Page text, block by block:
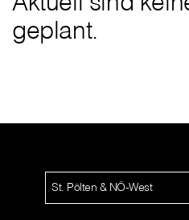
geplant.
St. Pölten & NÖ-West